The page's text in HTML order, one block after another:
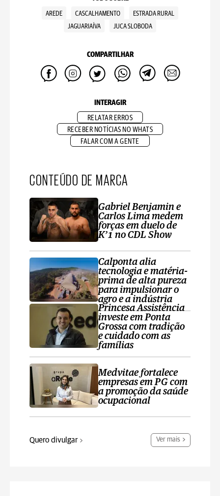
AREDE CASCALHAMENTO
ESTRADA RURAL
JAGUARIAÍVA
JUCA SLOBODA
COMPARTILHAR
INTERAGIR
RELATAR ERROS
RECEBER NOTÍCIAS NO WHATS
FALAR COM A GENTE
CONTEÚDO DE MARCA
Gabriel Benjamin e
Carlos Lima medem
forças em duelo de
K’1 no CDL Show
Calponta alia
tecnologia e matéria-
prima de alta pureza
para impulsionar o
agro e a indústria
Princesa Assistência
investe em Ponta
Grossa com tradição
e cuidado com as
famílias
Medvitae fortalece
empresas em PG com
a promoção da saúde
ocupacional
Quero divulgar Ver mais